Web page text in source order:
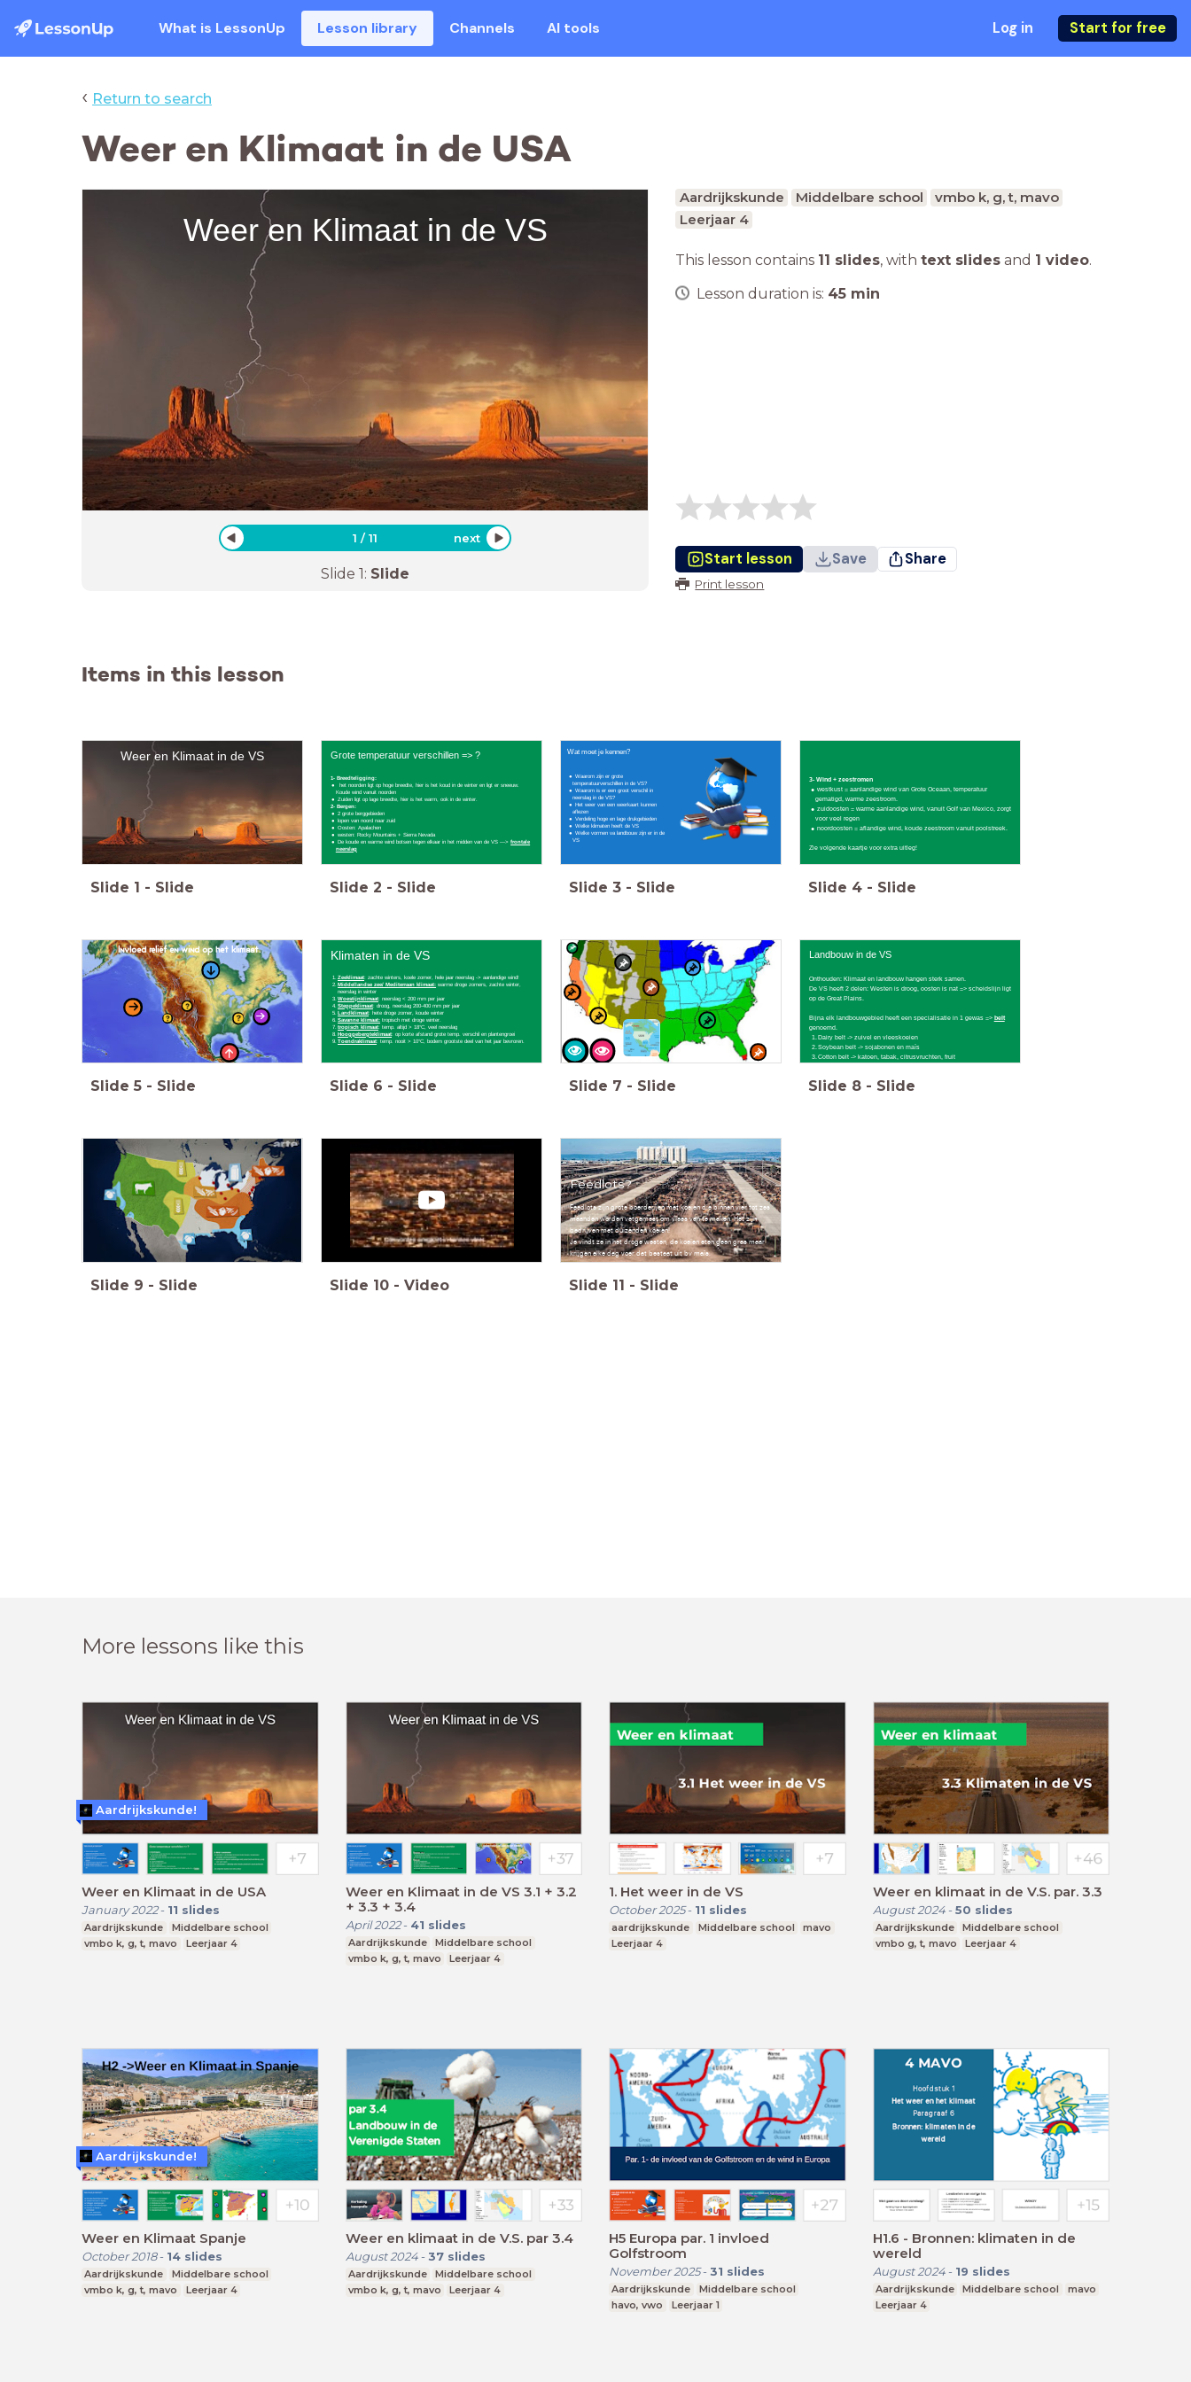
What is LessonUp Lesson library Channels AI tools Log in Start for free
‹ Return to search
Weer en Klimaat in de USA
Weer en Klimaat in de VS
1 /11 next
Slide 1: Slide
Aardrijkskunde Middelbare school
vmbo k, g, t, mavo
Leerjaar 4
This lesson contains 11 slides, with text slides and 1 video.
Lesson duration is: 45 min
Start lesson Save Share
Print lesson
Items in this lesson
Weer en Klimaat in de VS
Slide 1 - Slide
Grote temperatuur verschillen => ?
1- Breedteligging:
het noorden ligt op hoge breedte, hier is het koud in de winter en ligt er sneeuw.
Koude wind vanuit noorden
Zuiden ligt op lage breedte, hier is het warm, ook in de winter.
2- Bergen:
2 grote berggebieden
lopen van noord naar zuid
Oosten: Apalachen
westen: Rocky Mountains + Sierra Nevada
De koude en warme wind botsen tegen elkaar in het midden van de VS —>frontale
neerslag
Slide 2 - Slide
Wat moet je kennen?
Waarom zijn er grote
temperatuurverschillen in de VS?
Waarom is er een groot verschil in
neerslag in de VS?
Het weer van een weerkaart kunnen
aflezen
Verdeling hoge en lage drukgebieden
Welke klimaten heeft de VS
Welke vormen va landbouw zijn er in de
VS
Slide 3 - Slide
3- Wind + zeestromen
westkust = aanlandige wind van Grote Oceaan, temperatuur
gematigd, warme zeestroom.
zuidoosten = warme aanlandige wind, vanuit Golf van Mexico, zorgt
voor veel regen
noordoosten = aflandige wind, koude zeestroom vanuit poolstreek.
Zie volgende kaartje voor extra uitleg!
Slide 4 - Slide
Invloed reliëf en wind op het klimaat.
Slide 5 - Slide
Klimaten in de VS
Zeeklimaat: zachte winters, koele zomer, hele jaar neerslag -> aanlandige wind!
Middellandse zee/ Mediterraan klimaat: warme droge zomers, zachte winter,
neerslag in winter
Woestijnklimaat: neerslag < 200 mm per jaar
Steppeklimaat: droog, neerslag 200-400 mm per jaar
Landklimaat: hete droge zomer, koude winter
Savanne klimaat: tropisch met droge winter.
tropisch klimaat: temp. altijd > 18°C, veel neerslag
Hooggebergteklimaat: op korte afstand grote temp. verschil en plantengroei
Toendraklimaat: temp. nooit > 10°C, bodem grootste deel van het jaar bevroren.
Slide 6 - Slide Slide 7 - Slide
Landbouw in de VS
Onthouden: Klimaat en landbouw hangen sterk samen.
De VS heeft 2 delen: Westen is droog, oosten is nat => scheidslijn ligt
op de Great Plains.
Bijna elk landbouwgebied heeft een specialisatie in 1 gewas => belt
genoemd.
Dairy belt -> zuivel en vleeskoeien
Soybean belt -> sojabonen en maïs
Cotton belt -> katoen, tabak, citrusvruchten, fruit
Slide 8 - Slide
Slide 9 - Slide Slide 10 - Video
Feedlots?
Feedlots zijn grote boerderijen met koeien die binnen vier tot zes
maanden worden vetgemest om vlees van te maken. Het zijn
bedrijven met duizenden koeien!
Je vindt ze in het droge westen, de koeien eten geen gras maar
krijgen elke dag voer dat bestaat uit bv maïs.
Slide 11 - Slide
More lessons like this
Weer en Klimaat in de USA
January 2022- 11 slides
Aardrijkskunde
Middelbare school
vmbo k, g, t, mavo
Leerjaar 4
Aardrijkskunde!
Weer en Klimaat in de VS 3.1 + 3.2
+ 3.3 + 3.4
April 2022- 41 slides
Aardrijkskunde
Middelbare school
vmbo k, g, t, mavo
Leerjaar 4
1. Het weer in de VS
October 2025- 11 slides
aardrijkskunde Middelbare school
mavo
Leerjaar 4
Weer en klimaat in de V.S. par. 3.3
August 2024- 50 slides
Aardrijkskunde
Middelbare school
vmbo g, t, mavo
Leerjaar 4
Weer en Klimaat Spanje
October 2018- 14 slides
Aardrijkskunde
Middelbare school
vmbo k, g, t, mavo
Leerjaar 4
Aardrijkskunde!
Weer en klimaat in de V.S. par 3.4
August 2024- 37 slides
Aardrijkskunde
Middelbare school
vmbo k, g, t, mavo
Leerjaar 4
H5 Europa par. 1 invloed
Golfstroom
November 2025- 31 slides
Aardrijkskunde
Middelbare school
havo, vwo
Leerjaar 1
H1.6 - Bronnen: klimaten in de
wereld
August 2024- 19 slides
Aardrijkskunde Middelbare school
mavo
Leerjaar 4